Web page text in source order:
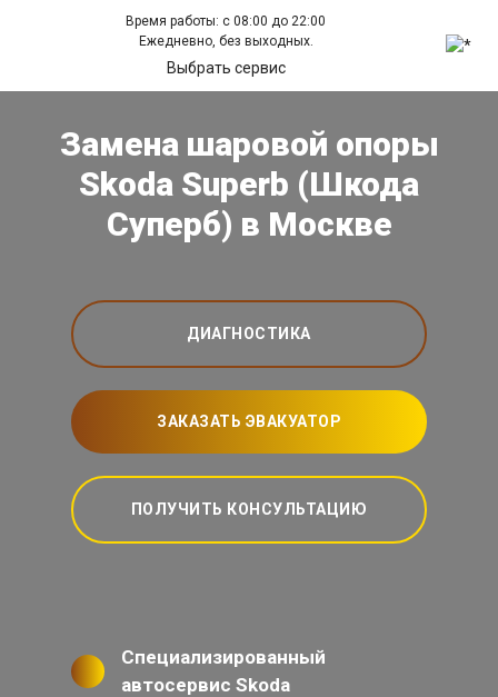
Время работы: с 08:00 до 22:00
Ежедневно, без выходных.
Выбрать сервис
Замена шаровой опоры
Skoda Superb (Шкода
Суперб) в Москве
ДИАГНОСТИКА
ЗАКАЗАТЬ ЭВАКУАТОР
ПОЛУЧИТЬ КОНСУЛЬТАЦИЮ
Специализированный
автосервис Skoda